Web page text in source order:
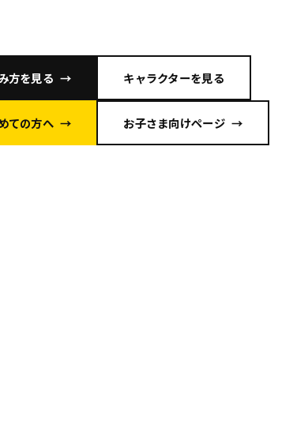
方を見る キャラクターを見る
ての方へ お子さま向けページ